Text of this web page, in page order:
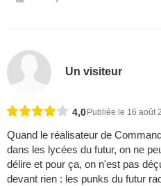
Un visiteur
4,0 Publiée le 16 août
Quand le réalisateur de
dans les lycées du futur, on ne
délire et pour ça, on n'est pas
devant rien : les punks du futur